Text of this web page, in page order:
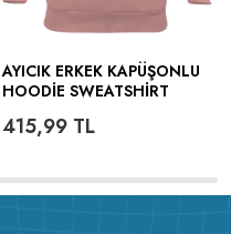
AYICIK ERKEK KAPÜŞONLU
HOODIE SWEATSHIRT
415,99TL